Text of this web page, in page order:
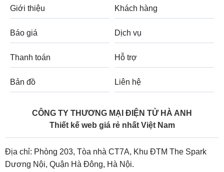
Giới thiệu Khách hàng
Báo giá Dịch vụ
Thanh toán Hỗ trợ
Bản đồ Liên hệ
CÔNG TY THƯƠNG MẠI ĐIỆN TỬ HÀ ANH
Thiết kế web giá rẻ nhất Việt Nam
Địa chỉ: Phòng 203, Tòa nhà CT7A, Khu ĐTM The Spark
Dương Nội, Quận Hà Đông, Hà Nội.